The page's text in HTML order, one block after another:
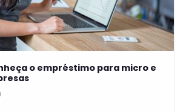
o empréstimo para micro e